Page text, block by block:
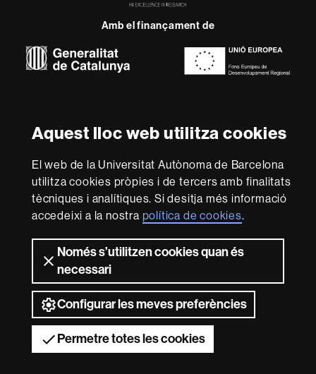
Aquest lloc web utilitza cookies
El web de la Universitat Autònoma de Barcelona
utilitza cookies pròpies i de tercers amb finalitats
tècniques i analítiques. Si desitja més informació
accedeixi a la nostra política de cookies.
Només s’utilitzen cookies quan és
necessari
Configurar les meves preferències
Permetre totes les cookies
-
Amb el finançament de
web
web
Som una universitat capdavantera que imparteix una
docència de qualitat i excel·lència, diversificada,
multidisciplinària i flexible, ajustada a les necessitats de
la societat i adaptada als nous models de l'Europa del
coneixement. La UAB és reconeguda internacionalment
per la qualitat i el caràcter innovador de la seva recerca.
2026 Universitat Autònoma de Barcelona